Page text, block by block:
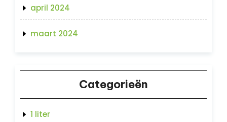
april 2024
maart 2024
Categorieën
1 liter